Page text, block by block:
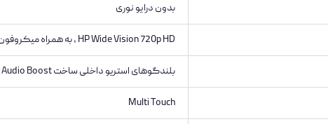
بدون درایو نوری
HP Wide Vision 720p HD ، به همراه میکروفون دوگانه دیجیتال
بلندگوهای استریو داخلی ساخت Bang & Olufsen ، HP Audio Boost
Multi Touch